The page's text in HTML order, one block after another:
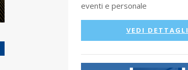
eventi e personale
VEDI DETTAGLI